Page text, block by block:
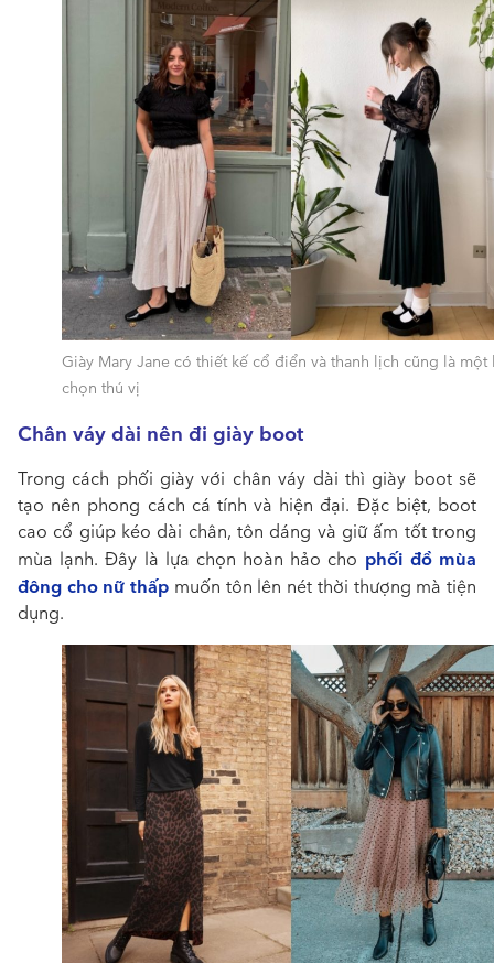
Giày Mary Jane có thiết kế cổ điển và thanh lịch cũng là một
chọn thú vị
Chân váy dài nên đi giày boot
Trong cách phối giày với chân váy dài thì giày boot sẽ
tạo nên phong cách cá tính và hiện đại. Đặc biệt, boot
cao cổ giúp kéo dài chân, tôn dáng và giữ ấm tốt trong
mùa lạnh. Đây là lựa chọn hoàn hảo cho phối đồ mùa
đông cho nữ thấp muốn tôn lên nét thời thượng mà tiện
dụng.